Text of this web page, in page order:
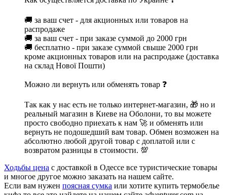
🚚 за ваш счет - для акционных или товаров на
распродаже
🚚 за ваш счет - при заказе суммой до 2000 грн
🚚 бесплатно - при заказе суммой свыше 2000 грн
кроме акционных товаров или на распродаже (доставка
на склад Нової Пошти)
Можно ли вернуть или обменять товар ❓
Так как у нас есть не только интернет-магазин, 🎁 но и
реальный магазин в Киеве на Оболони, то вы можете
просто свободно приехать к нам 🚀 и обменять или
вернуть не подошедший вам товар. Обмен возможен на
абсолютно любой другой товар с доплатой или с
возвратом разницы в стоимости. 💯
Ходьбы цена с доставкой в Одессе все туристические товары
и многое другое можно заказать на нашем сайте.
Если вам нужен поясная сумка или хотите купить термобелье